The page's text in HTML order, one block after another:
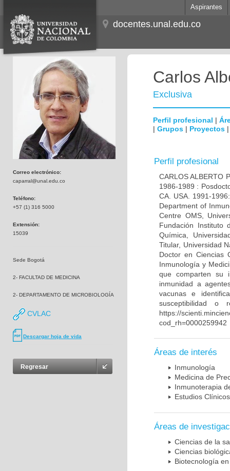
Aspirantes
docentes.unal.edu.co
Correo electrónico:
caparral@unal.edu.co
Teléfono:
+57 (1) 316 5000
Extensión:
15039
Sede Bogotá
2- FACULTAD DE MEDICINA
2- DEPARTAMENTO DE MICROBIOLOGÍA
CVLAC
Descargar hoja de vida
Regresar
Carlos
Exclusiva
Perfil profesional |
| Grupos | Proyectos
Perfil profesional
CARLOS ALBERTO
1986-1989 :
CA. USA. 1991-
Department of
Centre OMS,
Fundación Instituto
Química,
Titular, Universidad
Doctor en Ciencias
Inmunología y
que comparten su
inmunidad a
vacunas e
susceptibilidad o
https://
cod_rh=0000259942
Áreas de interés
Inmunología
Medicina de
Inmunoterapia
Estudios Clínicos
Áreas de
Ciencias de la
Ciencias
Biotecnología